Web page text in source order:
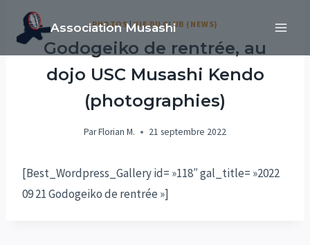
Association Musashi
PHOTOS|VIE DU CLUB (NEWS)
Godogeiko de rentrée, au
dojo USC Musashi Kendo
(photographies)
ParFlorian M. 21 septembre 2022
[Best_Wordpress_Gallery id= »118″ gal_title= »2022
09 21 Godogeiko de rentrée »]